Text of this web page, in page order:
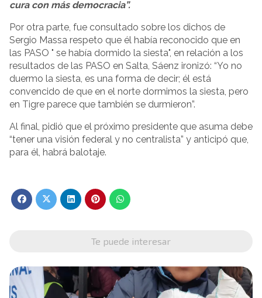
cura con más democracia”.
Por otra parte, fue consultado sobre los dichos de
Sergio Massa respeto que él había reconocido que en
las PASO " se había dormido la siesta", en relación a los
resultados de las PASO en Salta, Sáenz ironizó: “Yo no
duermo la siesta, es una forma de decir; él está
convencido de que en el norte dormimos la siesta, pero
en Tigre parece que también se durmieron”.
Al final, pidió que el próximo presidente que asuma debe
“tener una visión federal y no centralista” y anticipó que,
para él, habrá balotaje.
Te puede interesar